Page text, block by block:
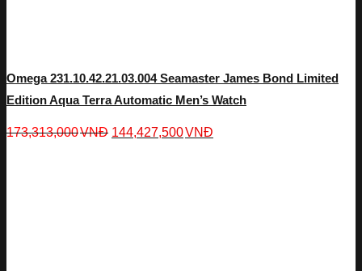
Omega 231.10.42.21.03.004 Seamaster James Bond Limited
Edition Aqua Terra Automatic Men’s Watch
173,313,000VNĐ 144,427,500VNĐ